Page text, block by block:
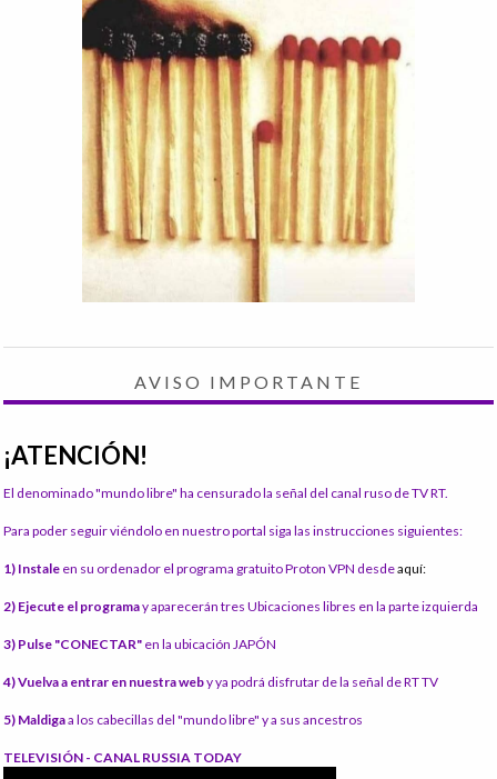
AVISO IMPORTANTE
¡ATENCIÓN!
El denominado "mundo libre" ha censurado la señal del canal ruso de TV RT.
Para poder seguir viéndolo en nuestro portal siga las instrucciones siguientes:
1) Instale en su ordenador el programa gratuito Proton VPN desdeaquí:
2) Ejecute el programay aparecerán tres Ubicaciones libres en la parte izquierda
3) Pulse "CONECTAR" en la ubicación JAPÓN
4) Vuelva a entrar en nuestra weby ya podrá disfrutar de la señal de RT TV
5) Maldigaa los cabecillas del "mundo libre" y a sus ancestros
TELEVISIÓN - CANAL RUSSIA TODAY